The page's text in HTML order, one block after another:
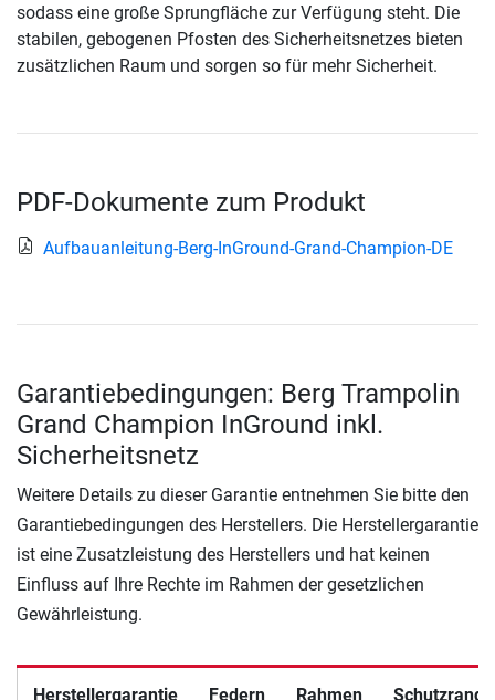
sodass eine große Sprungfläche zur Verfügung steht. Die
stabilen, gebogenen Pfosten des Sicherheitsnetzes bieten
zusätzlichen Raum und sorgen so für mehr Sicherheit.
PDF-Dokumente zum Produkt
Aufbauanleitung-Berg-InGround-Grand-Champion-DE
Garantiebedingungen: Berg Trampolin
Grand Champion InGround inkl.
Sicherheitsnetz
Weitere Details zu dieser Garantie entnehmen Sie bitte den
Garantiebedingungen des Herstellers. Die Herstellergarantie
ist eine Zusatzleistung des Herstellers und hat keinen
Einfluss auf Ihre Rechte im Rahmen der gesetzlichen
Gewährleistung.
Herstellergarantie Federn Rahmen Schutzrand